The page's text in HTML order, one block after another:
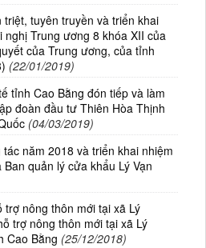
triệt, tuyên truyền và triển khai
Trung ương 8 khóa XII của
của Trung ương, của tỉnh
(22/01/2019)
tỉnh Cao Bằng đón tiếp và làm
đoàn đầu tư Thiên Hòa Thịnh
(04/03/2019)
năm 2018 và triển khai nhiệm
quản lý cửa khẩu Lý Vạn
trợ nông thôn mới tại xã Lý
trợ nông thôn mới tại xã Lý
Cao Bằng (25/12/2018)